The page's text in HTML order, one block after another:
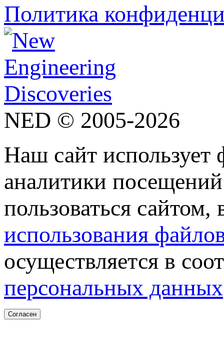
Политика
NED © 2005-2026
Наш сайт
аналитики
пользоваться
использования
осуществляется в
персональных данных
Согласен